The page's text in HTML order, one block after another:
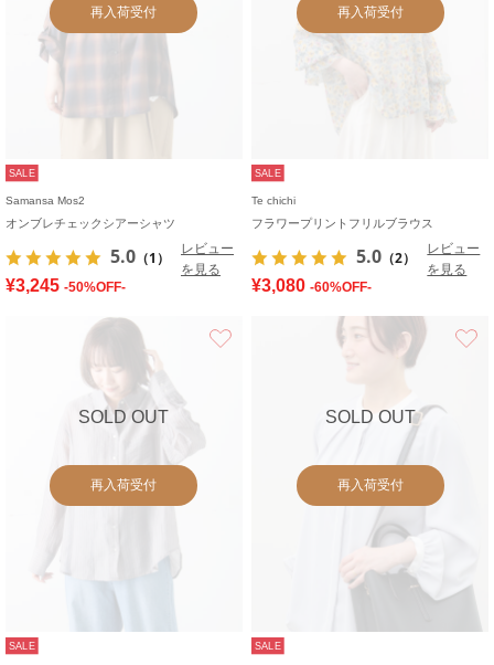
再入荷受付
SALE
Samansa Mos2
オンブレチェックシアーシャツ
5.0 （1）
レビュー
を見る
¥3,245 -50%OFF-
再入荷受付
SALE
Te chichi
フラワープリントフリルブラウス
5.0 （2）
レビュー
を見る
¥3,080 -60%OFF-
SOLD OUT
再入荷受付
SALE
SOLD OUT
再入荷受付
SALE